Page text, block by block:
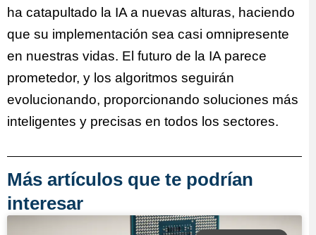
ha catapultado la IA a nuevas alturas, haciendo
que su implementación sea casi omnipresente
en nuestras vidas. El futuro de la IA parece
prometedor, y los algoritmos seguirán
evolucionando, proporcionando soluciones más
inteligentes y precisas en todos los sectores.
Más artículos que te podrían
interesar